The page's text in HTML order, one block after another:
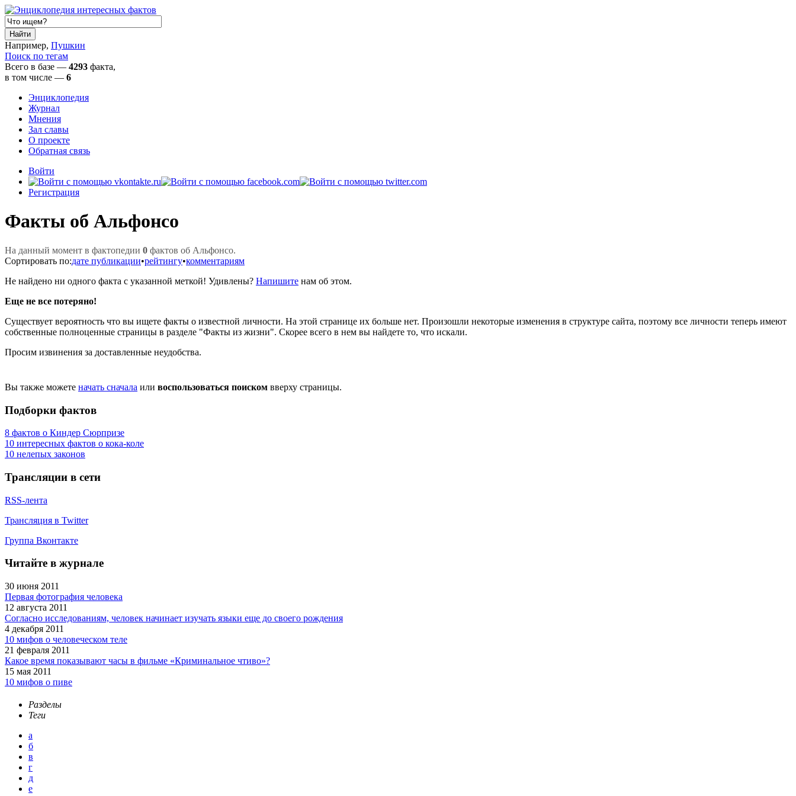
Например, Пушкин
Поиск по тегам
Всего в базе — 4293 факта,
в том числе — 6
Энциклопедия
Журнал
Мнения
Зал славы
О проекте
Обратная связь
Войти
Регистрация
Факты об Альфонсо
На данный момент в фактопедии 0 фактов об Альфонсо.
Сортировать по:дате публикации•рейтингу•комментариям
Не найдено ни одного факта с указанной меткой! Удивлены? Напишите нам об этом.
Еще не все потеряно!
Существует вероятность что вы ищете факты о известной личности. На этой странице их больше нет. Произошли некоторые изменения в структуре сайта, поэтому все личности теперь имеют
собственные полноценные страницы в разделе "Факты из жизни". Скорее всего в нем вы найдете то, что искали.
Просим извинения за доставленные неудобства.
Вы также можете начать сначала или воспользоваться поиском вверху страницы.
Подборки фактов
8 фактов о Киндер Сюрпризе
10 интересных фактов о кока-коле
10 нелепых законов
Трансляции в сети
RSS-лента
Трансляция в Twitter
Группа Вконтакте
Читайте в журнале
30 июня 2011
Первая фотография человека
12 августа 2011
Согласно исследованиям, человек начинает изучать языки еще до своего рождения
4 декабря 2011
10 мифов о человеческом теле
21 февраля 2011
Какое время показывают часы в фильме «Криминальное чтиво»?
15 мая 2011
10 мифов о пиве
Разделы
Теги
а
б
в
г
д
е